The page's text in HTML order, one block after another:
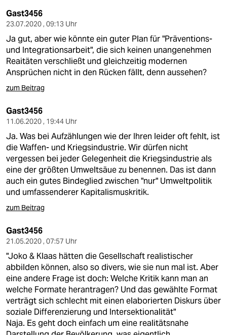
Gast3456
23.07.2020 , 09:13 Uhr
Ja gut, aber wie könnte ein guter Plan für "Präventions-
und Integrationsarbeit", die sich keinen unangenehmen
Reaitäten verschließt und gleichzeitig modernen
Ansprüchen nicht in den Rücken fällt, denn aussehen?
zum Beitrag
Gast3456
11.06.2020 , 19:44 Uhr
Ja. Was bei Aufzählungen wie der Ihren leider oft fehlt, ist
die Waffen- und Kriegsindustrie. Wir dürfen nicht
vergessen bei jeder Gelegenheit die Kriegsindustrie als
eine der größten Umweltsäue zu benennen. Das ist dann
auch ein gutes Bindeglied zwischen "nur" Umweltpolitik
und umfassenderer Kapitalismuskritik.
zum Beitrag
Gast3456
21.05.2020 , 07:57 Uhr
"Joko & Klaas hätten die Gesellschaft realistischer
abbilden können, also so divers, wie sie nun mal ist. Aber
eine andere Frage ist doch: Welche Kritik kann man an
welche Formate herantragen? Und das gewählte Format
verträgt sich schlecht mit einen elaborierten Diskurs über
soziale Differenzierung und Intersektionalität"
Naja. Es geht doch einfach um eine realitätsnahe